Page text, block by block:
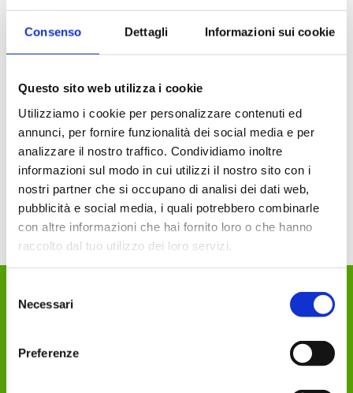
Consenso Dettagli Informazioni sui cookie
Questo sito web utilizza i cookie
Utilizziamo i cookie per personalizzare contenuti ed
annunci, per fornire funzionalità dei social media e per
analizzare il nostro traffico. Condividiamo inoltre
informazioni sul modo in cui utilizzi il nostro sito con i
nostri partner che si occupano di analisi dei dati web,
pubblicità e social media, i quali potrebbero combinarle
con altre informazioni che hai fornito loro o che hanno
raccolto dal tuo utilizzo dei loro servizi.
delNecessari
Preferenze
AGGIUNGI
DEKA Sport Passion
Contatti